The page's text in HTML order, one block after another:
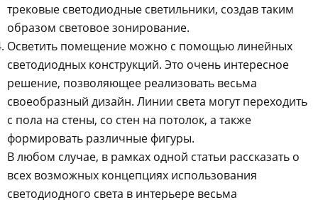
трековые светодиодные светильники, создав таким
образом световое зонирование.
Осветить помещение можно с помощью линейных
светодиодных конструкций. Это очень интересное
решение, позволяющее реализовать весьма
своеобразный дизайн. Линии света могут переходить
с пола на стены, со стен на потолок, а также
формировать различные фигуры.
В любом случае, в рамках одной статьи рассказать о
всех возможных концепциях использования
светодиодного света в интерьере весьма